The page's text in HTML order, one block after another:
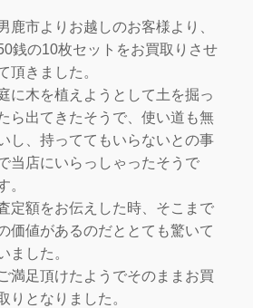
鹿市よりお越しのお客様より、
銭の10枚セットをお買取りさせ
頂きました。
に木を植えようとして土を掘っ
ら出てきたそうで、使い道も無
し、持っててもいらないとの事
当店にいらっしゃったそうで
。
定額をお伝えした時、そこまで
価値があるのだととても驚いて
ました。
満足頂けたようでそのままお買
りとなりました。